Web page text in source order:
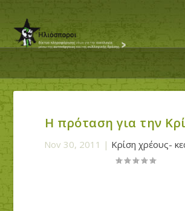
Η πρόταση για την
Nov 30, 2011 | Κρίση χρέους-